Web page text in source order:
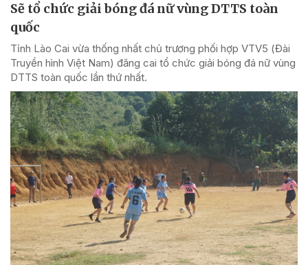
Sẽ tổ chức giải bóng đá nữ vùng DTTS toàn
quốc
Tỉnh Lào Cai vừa thống nhất chủ trương phối hợp VTV5 (Đài
Truyền hình Việt Nam) đăng cai tổ chức giải bóng đá nữ vùng
DTTS toàn quốc lần thứ nhất.